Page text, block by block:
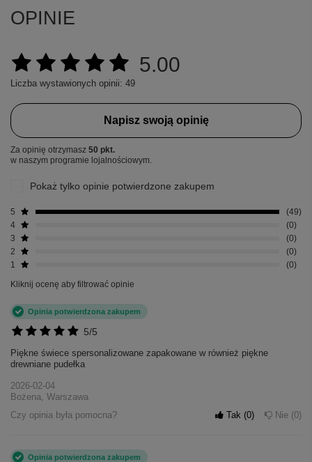
OPINIE
5.00
Liczba wystawionych opinii: 49
Napisz swoją opinię
Za opinię otrzymasz 50 pkt.
w naszym programie lojalnościowym.
Pokaż tylko opinie potwierdzone zakupem
5
49
4
0
3
0
2
0
1
0
Kliknij ocenę aby filtrować opinie
5/5
Opinia potwierdzona zakupem
Piękne świece spersonalizowane zapakowane w również piękne
drewniane pudełka
2026-02-04
Bożena, Warszawa
Czy opinia była pomocna?
Tak 0 Nie 0
Opinia potwierdzona zakupem